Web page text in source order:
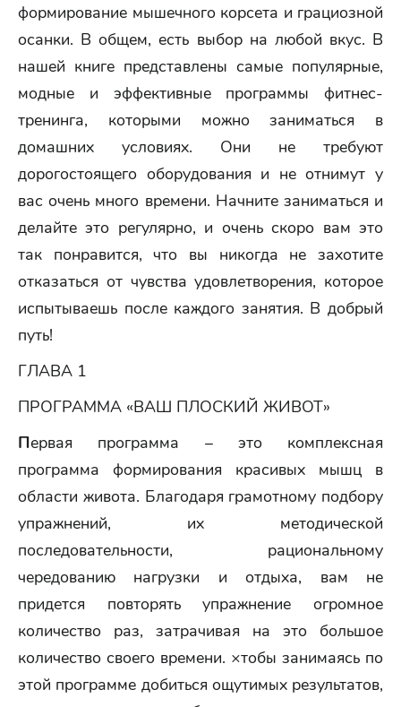
формирование мышечного корсета и грациозной
осанки. В общем, есть выбор на любой вкус. В
нашей книге представлены самые популярные,
модные и эффективные программы фитнес-
тренинга, которыми можно заниматься в
домашних условиях. Они не требуют
дорогостоящего оборудования и не отнимут у
вас очень много времени. Начните заниматься и
делайте это регулярно, и очень скоро вам это
так понравится, что вы никогда не захотите
отказаться от чувства удовлетворения, которое
испытываешь после каждого занятия. В добрый
путь!
ГЛАВА 1
ПРОГРАММА «ВАШ ПЛОСКИЙ ЖИВОТ»
Первая программа – это комплексная
программа формирования красивых мышц в
области живота. Благодаря грамотному подбору
упражнений, их методической
последовательности, рациональному
чередованию нагрузки и отдыха, вам не
придется повторять упражнение огромное
количество раз, затрачивая на это большое
количество своего времени. ×тобы занимаясь по
этой программе добиться ощутимых результатов,